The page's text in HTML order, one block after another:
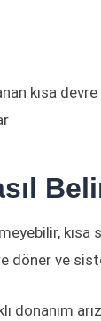
kısa devre
kısa
döner ve
donanım